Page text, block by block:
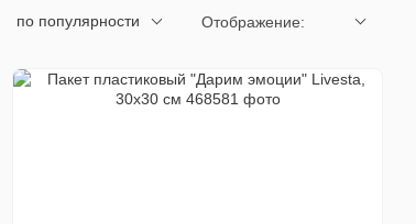
по популярности Отображение: